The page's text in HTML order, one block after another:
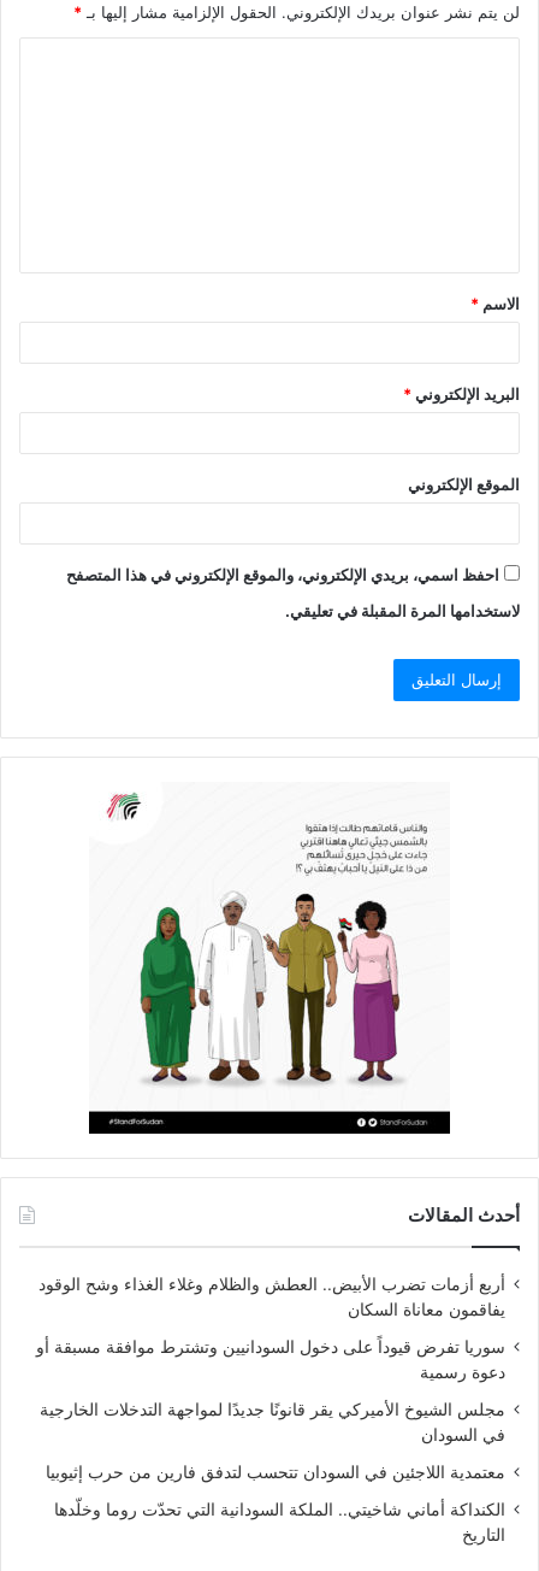
لن يتم نشر عنوان بريدك الإلكتروني. الحقول الإلزامية مشار إليها بـ *
الاسم *
البريد الإلكتروني*
الموقع الإلكتروني
احفظ اسمي، بريدي الإلكتروني، والموقع الإلكتروني في هذا المتصفح
لاستخدامها المرة المقبلة في تعليقي.
أحدث المقالات
أربع أزمات تضرب الأبيض.. العطش والظلام وغلاء الغذاء وشح الوقود
يفاقمون معاناة السكان
سوريا تفرض قيوداً على دخول السودانيين وتشترط موافقة مسبقة أو
دعوة رسمية
مجلس الشيوخ الأميركي يقر قانونًا جديدًا لمواجهة التدخلات الخارجية
في السودان
معتمدية اللاجئين في السودان تتحسب لتدفق فارين من حرب إثيوبيا
الكنداكة أماني شاخيتي.. الملكة السودانية التي تحدّت روما وخلّدها
التاريخ